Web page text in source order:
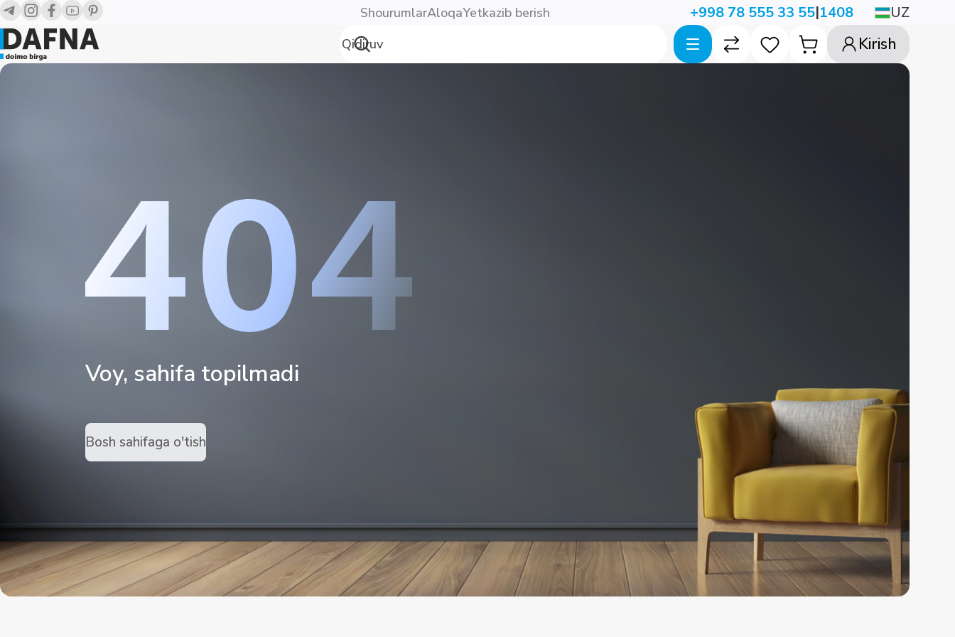
ShourumlarAloqaYetkazib berish +998 78 555 33 55|1408 UZ
Kirish
Voy, sahifa topilmadi
Bosh sahifaga o'tish